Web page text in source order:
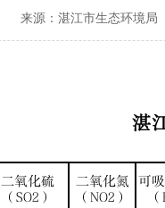
来源：湛江市生态环境局